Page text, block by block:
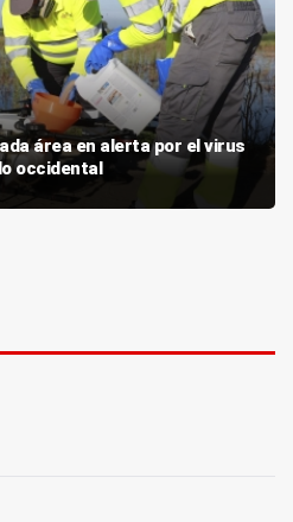
área en alerta por el virus
occidental